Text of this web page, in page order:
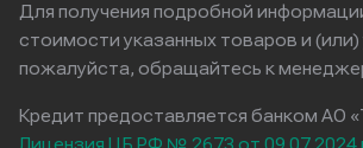
Для получения подробной
стоимости указанных товаров и (или)
пожалуйста, обращайтесь к
Кредит предоставляется банком АО
Лицензия ЦБ РФ № 2673 от 09.07.2024